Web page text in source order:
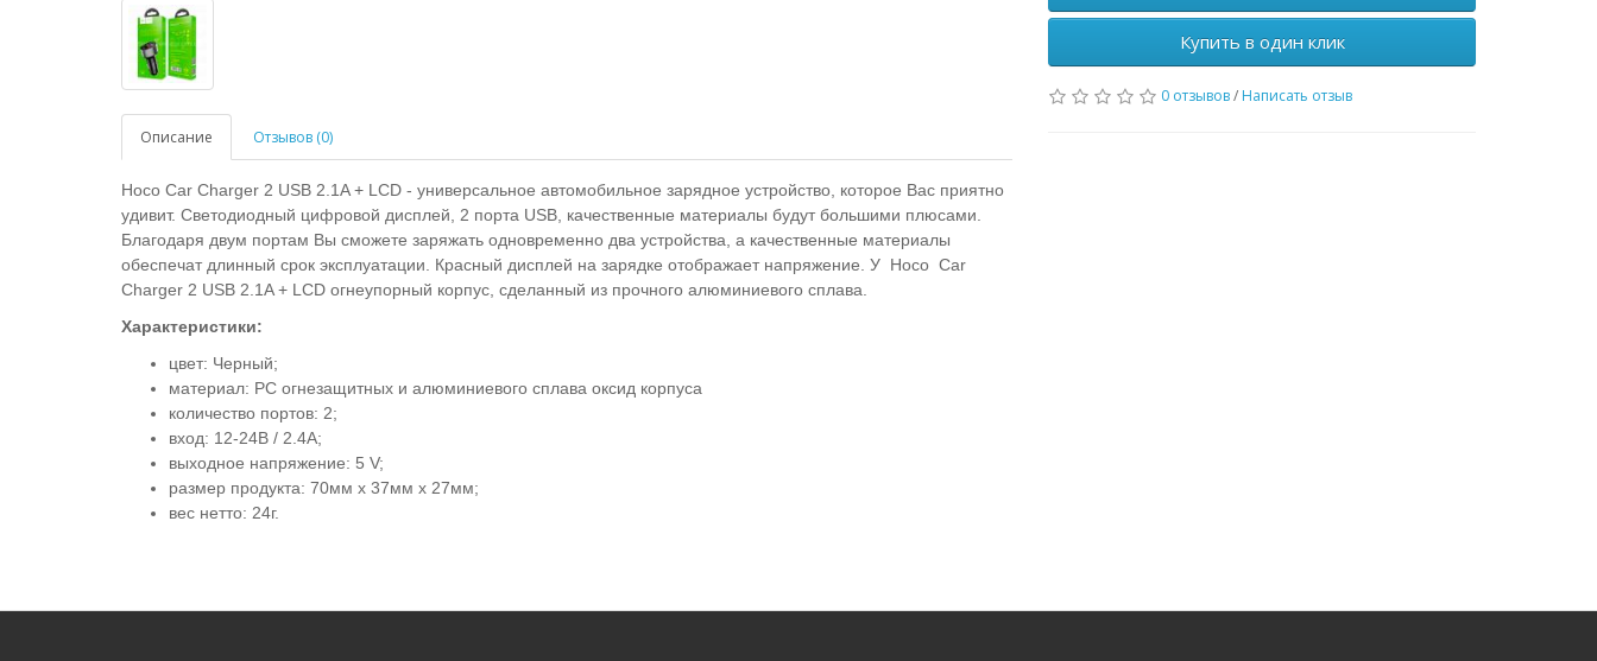
Описание Отзывов (0)
Hoco Car Charger 2 USB 2.1A + LCD - универсальное автомобильное зарядное устройство, которое Вас приятно
удивит. Светодиодный цифровой дисплей, 2 порта USB, качественные материалы будут большими плюсами.
Благодаря двум портам Вы сможете заряжать одновременно два устройства, а качественные материалы
обеспечат длинный срок эксплуатации. Красный дисплей на зарядке отображает напряжение. У Hoco Car
Charger 2 USB 2.1A + LCD огнеупорный корпус, сделанный из прочного алюминиевого сплава.
Характеристики:
цвет: Черный;
материал: PC огнезащитных и алюминиевого сплава оксид корпуса
количество портов: 2;
вход: 12-24В / 2.4A;
выходное напряжение: 5 V;
размер продукта: 70мм х 37мм х 27мм;
вес нетто: 24г.
Купить в один клик
0 отзывов/ Написать отзыв